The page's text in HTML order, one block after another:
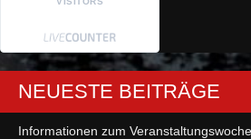
NEUESTE BEITRÄGE
Informationen zum